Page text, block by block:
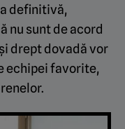
definitivă,
nu sunt de acord
drept dovadă vor
echipei favorite,